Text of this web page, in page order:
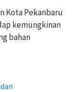
Kota Pekanbaru
kemungkinan
bahan